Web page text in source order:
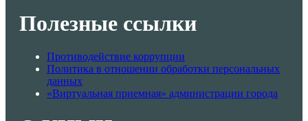
Полезные ссылки
Противодействие коррупции
Политика в отношении обработки персональных
данных
«Виртуальная приемная» администрации города